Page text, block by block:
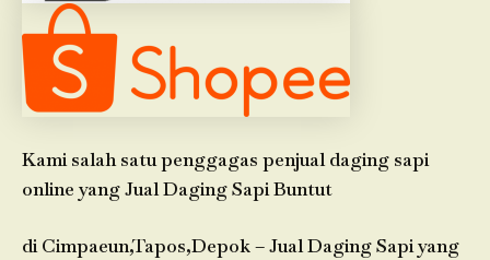
Kami salah satu penggagas penjual daging sapi
online yang Jual Daging Sapi Buntut
di Cimpaeun,Tapos,Depok – Jual Daging Sapi yang